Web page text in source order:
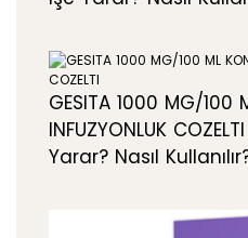
GESITA 1000 MG/100
INFUZYONLUK
Yarar? Nasıl